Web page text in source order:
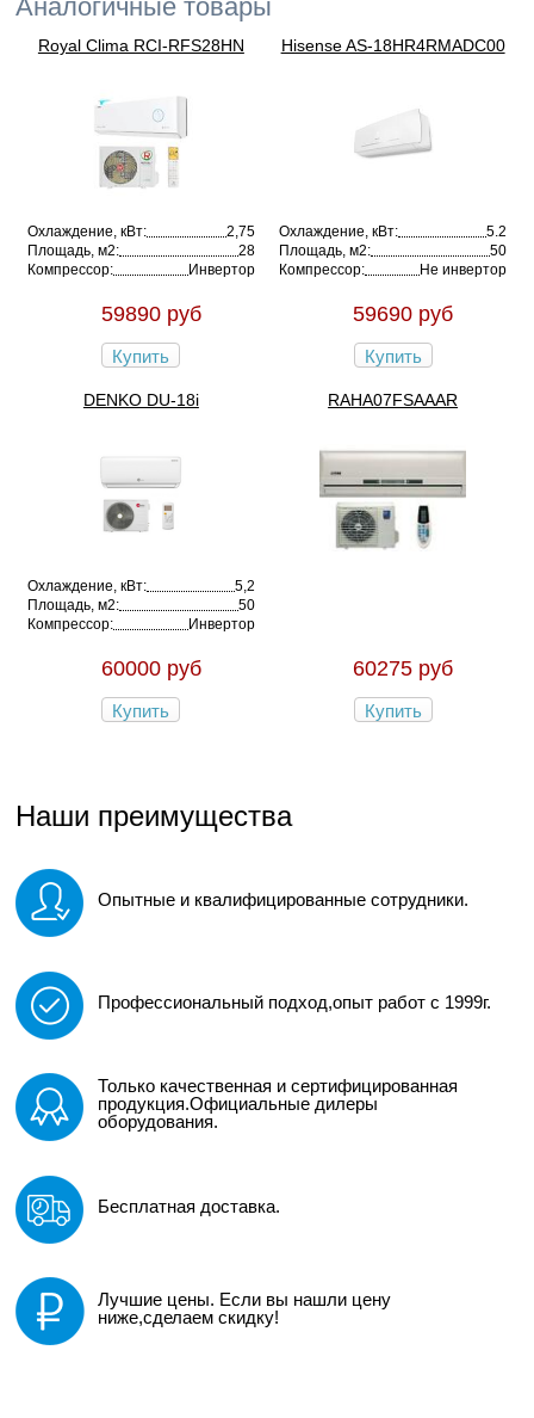
Аналогичные товары
Royal Clima RCI-RFS28HN
Охлаждение, кВт:
2,75
Площадь, м2:
28
Компрессор:
Инвертор
59890 руб
Купить
Hisense AS-18HR4RMADC00
Охлаждение, кВт:
5.2
Площадь, м2:
50
Компрессор:
Не инвертор
59690 руб
Купить
DENKO DU-18i
Охлаждение, кВт:
5,2
Площадь, м2:
50
Компрессор:
Инвертор
60000 руб
Купить
RAHA07FSAAAR
60275 руб
Купить
Наши преимущества
Опытные и квалифицированные сотрудники.
Профессиональный подход,опыт работ с 1999г.
Только качественная и сертифицированная
продукция.Официальные дилеры
оборудования.
Бесплатная доставка.
Лучшие цены. Если вы нашли цену
ниже,сделаем скидку!